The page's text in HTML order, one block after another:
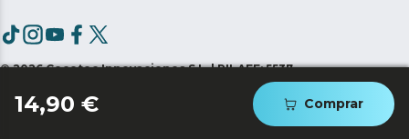
14,90 € Comprar
©2026 Cecotec Innovaciones S.L. | RII-AEE: 5537